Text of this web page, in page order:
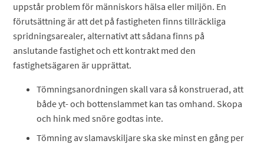
uppstår problem för människors hälsa eller miljön. En
förutsättning är att det på fastigheten finns tillräckliga
spridningsarealer, alternativt att sådana finns på
anslutande fastighet och ett kontrakt med den
fastighetsägaren är upprättat.
Tömningsanordningen skall vara så konstruerad, att
både yt- och bottenslammet kan tas omhand. Skopa
och hink med snöre godtas inte.
Tömning av slamavskiljare ska ske minst en gång per